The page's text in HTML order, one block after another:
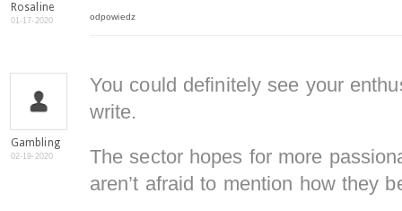
Rosaline
01-17-2020 odpowiedz
Gambling
02-19-2020
You could definitely see your
write.
The sector hopes for more
aren’t afraid to mention how they